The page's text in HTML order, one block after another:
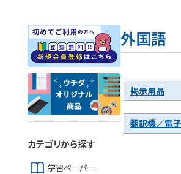
外国語
掲示用品
翻訳機／電
カテゴリから探す
学習ペーパー